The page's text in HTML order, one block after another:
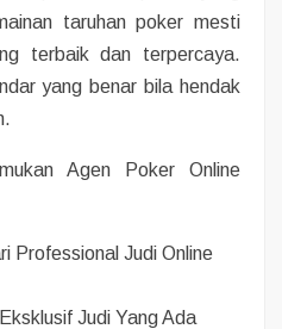
taruhan poker mesti
terbaik dan terpercaya.
yang benar bila hendak
Agen Poker Online
Professional Judi Online
Judi Yang Ada